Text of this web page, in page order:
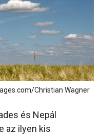
Christian Wagner
és Nepál
az ilyen kis